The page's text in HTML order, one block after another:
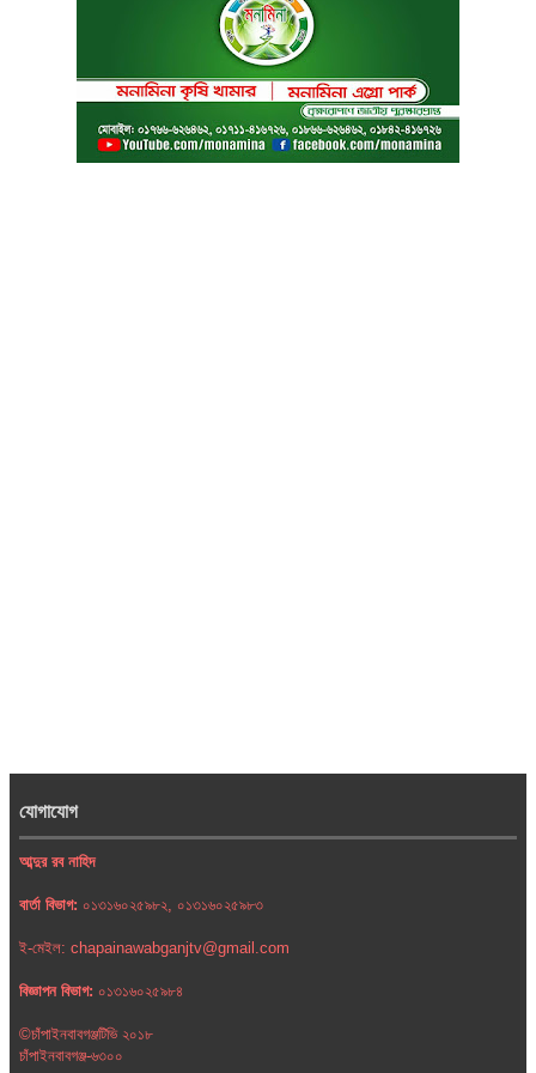
যোগাযোগ
আব্দুর রব নাহিদ
বার্তা বিভাগ: ০১৩১৬০২৫৯৮২, ০১৩১৬০২৫৯৮৩
ই-মেইল: chapainawabganjtv@gmail.com
বিজ্ঞাপন বিভাগ: ০১৩১৬০২৫৯৮৪
©চাঁপাইনবাবগঞ্জটিভি ২০১৮
চাঁপাইনবাবগঞ্জ-৬৩০০